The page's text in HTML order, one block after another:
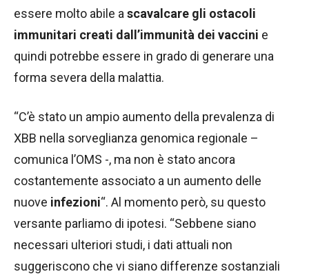
essere molto abile a scavalcare gli ostacoli
immunitari creati dall’immunità dei vaccini e
quindi potrebbe essere in grado di generare una
forma severa della malattia.
“C’è stato un ampio aumento della prevalenza di
XBB nella sorveglianza genomica regionale –
comunica l’OMS -, ma non è stato ancora
costantemente associato a un aumento delle
nuove infezioni“. Al momento però, su questo
versante parliamo di ipotesi. “Sebbene siano
necessari ulteriori studi, i dati attuali non
suggeriscono che vi siano differenze sostanziali